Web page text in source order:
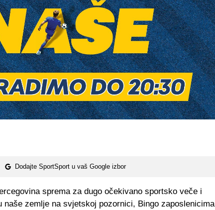
Dodajte SportSport u vaš Google izbor
sprema za dugo očekivano sportsko veče i
naše zemlje na svjetskoj pozornici, Bingo zaposlenicima